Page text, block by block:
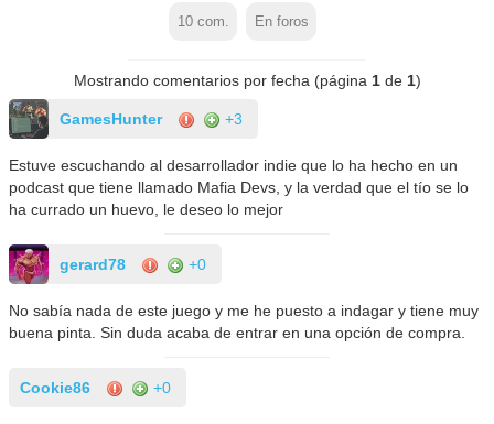
10com. En foros
Mostrando comentarios por fecha (página 1de 1)
GamesHunter +3
Estuve escuchando al desarrollador indie que lo ha hecho en un
podcast que tiene llamado Mafia Devs, y la verdad que el tío se lo
ha currado un huevo, le deseo lo mejor
gerard78 +0
No sabía nada de este juego y me he puesto a indagar y tiene muy
buena pinta. Sin duda acaba de entrar en una opción de compra.
Cookie86 +0